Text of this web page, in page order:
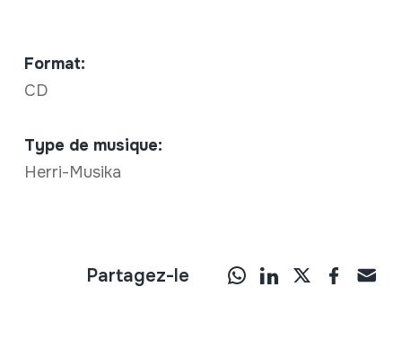
Format:
CD
Type de musique:
Herri-Musika
Partagez-le